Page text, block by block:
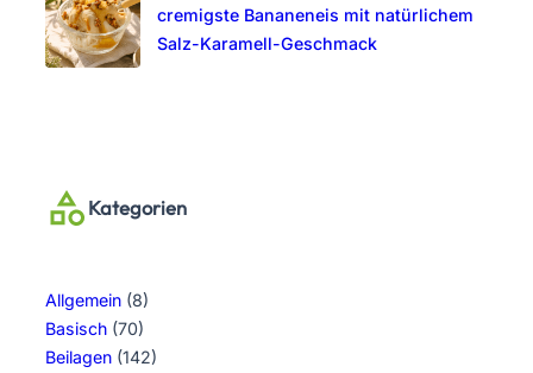
cremigste Bananeneis mit natürlichem
Salz-Karamell-Geschmack
Kategorien
Allgemein (8)
Basisch (70)
Beilagen (142)